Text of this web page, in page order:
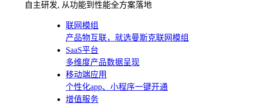
自主研发, 从功能到性能全方案落地
联网模组
产品物互联，就选曼斯克联网模组
SaaS平台
多维度产品数据呈现
移动端应用
个性化app、小程序一键开通
增值服务